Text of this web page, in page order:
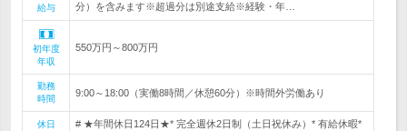
給与
分）を含みます※超過分は別途支給※経験・年…
初年度
年収
550万円～800万円
勤務
時間
9:00～18:00（実働8時間／休憩60分）※時間外労働あり
休日
# ★年間休日124日★* 完全週休2日制（土日祝休み）* 有給休暇*